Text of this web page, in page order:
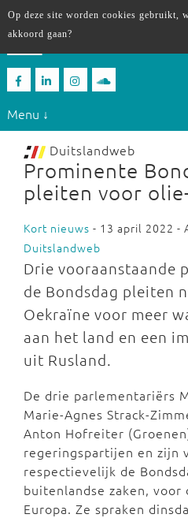
Menu ↓
Duitslandweb
Prominente
pleiten voor
Kort nieuws - 13 april 2022 -
Duitslandweb
Drie vooraanstaande
de Bondsdag pleiten
Oekraïne voor meer
aan het land en een
uit Rusland.
De drie parlementariërs
Marie-Agnes Strack-
Anton Hofreiter
regeringspartijen en zijn
respectievelijk de
buitenlandse zaken,
Europa. Ze spraken
Op deze site worden cookies gebruikt,
akkoord gaan?